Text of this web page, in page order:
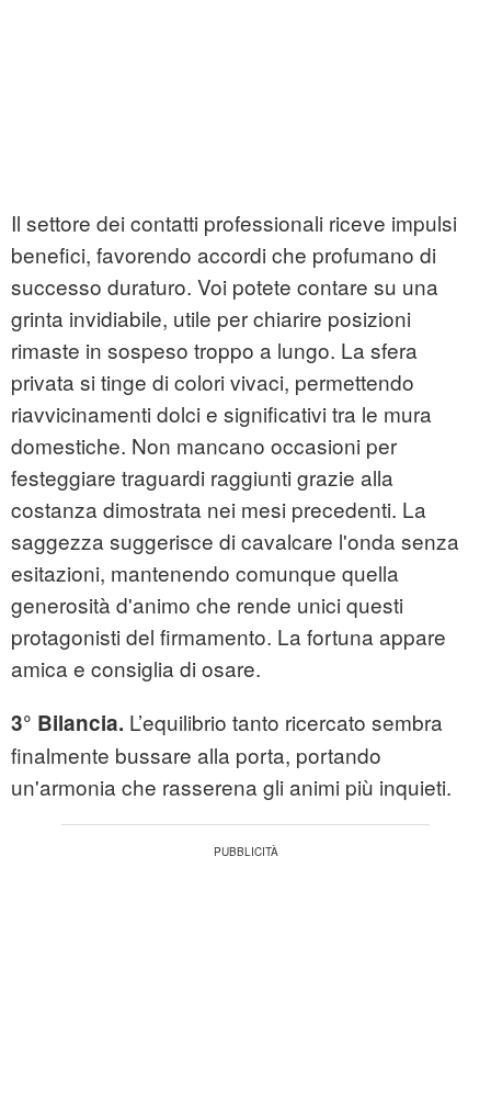
Il settore dei contatti professionali riceve impulsi
benefici, favorendo accordi che profumano di
successo duraturo. Voi potete contare su una
grinta invidiabile, utile per chiarire posizioni
rimaste in sospeso troppo a lungo. La sfera
privata si tinge di colori vivaci, permettendo
riavvicinamenti dolci e significativi tra le mura
domestiche. Non mancano occasioni per
festeggiare traguardi raggiunti grazie alla
costanza dimostrata nei mesi precedenti. La
saggezza suggerisce di cavalcare l'onda senza
esitazioni, mantenendo comunque quella
generosità d'animo che rende unici questi
protagonisti del firmamento. La fortuna appare
amica e consiglia di osare.
3° Bilancia. L’equilibrio tanto ricercato sembra
finalmente bussare alla porta, portando
un'armonia che rasserena gli animi più inquieti.